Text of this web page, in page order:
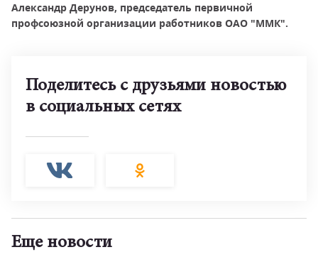
Александр Дерунов, председатель первичной
профсоюзной организации работников ОАО "ММК".
Поделитесь с друзьями новостью
в социальных сетях
Еще новости